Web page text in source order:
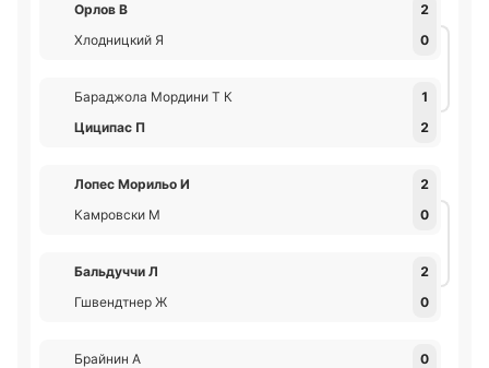
Орлов В
2
Хлодницкий Я
0
Бараджола Мордини Т К
1
Циципас П
2
Лопес Морильо И
2
Камровски М
0
Бальдуччи Л
2
Гшвендтнер Ж
0
Брайнин А
0